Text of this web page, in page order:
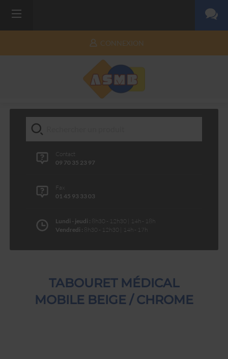
CONNEXION
Contact
09 70 35 23 97
Fax
01 45 93 33 03
Lundi - jeudi : 8h30 - 12h30 | 14h - 18h
Vendredi : 8h30 - 12h30 | 14h - 17h
TABOURET MÉDICAL
MOBILE BEIGE / CHROME